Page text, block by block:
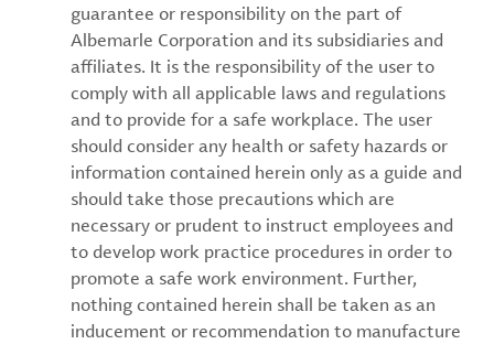
guarantee or responsibility on the part of
Albemarle Corporation and its subsidiaries and
affiliates. It is the responsibility of the user to
comply with all applicable laws and regulations
and to provide for a safe workplace. The user
should consider any health or safety hazards or
information contained herein only as a guide and
should take those precautions which are
necessary or prudent to instruct employees and
to develop work practice procedures in order to
promote a safe work environment. Further,
nothing contained herein shall be taken as an
inducement or recommendation to manufacture